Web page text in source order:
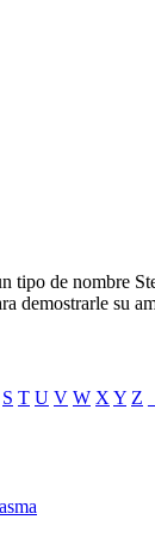
tipo de nombre
demostrarle su
S T U V W X Y Z